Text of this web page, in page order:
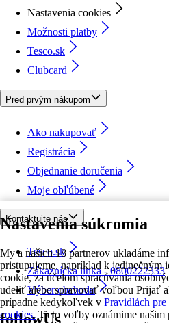
Nastavenia súkromia
My a našich 18 partnerov ukladáme
pristupujeme, napríklad k jedinečným
cookie, za účelom spracúvania
udeliť alebo spravovať voľbou Prijať
prípadne kedykoľvek v Pravidlách
cookies. Tieto voľby oznámime našim
Nastavenia cookies
Možnosti platby
Tesco.sk
Clubcard
Pred prvým nákupom
Ako nakupovať
Registrácia
Objednanie doručenia
Moje obľúbené
Kontaktujte nás
Tesco.sk
Zákaznícka linka - 0800222333
Výber obchodu
followUs